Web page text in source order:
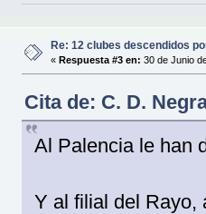
Re: 12 clubes descendidos
«Respuesta #3 en: 30 de Junio
Cita de: C. D.
Al Palencia le han
Y al filial del Rayo,